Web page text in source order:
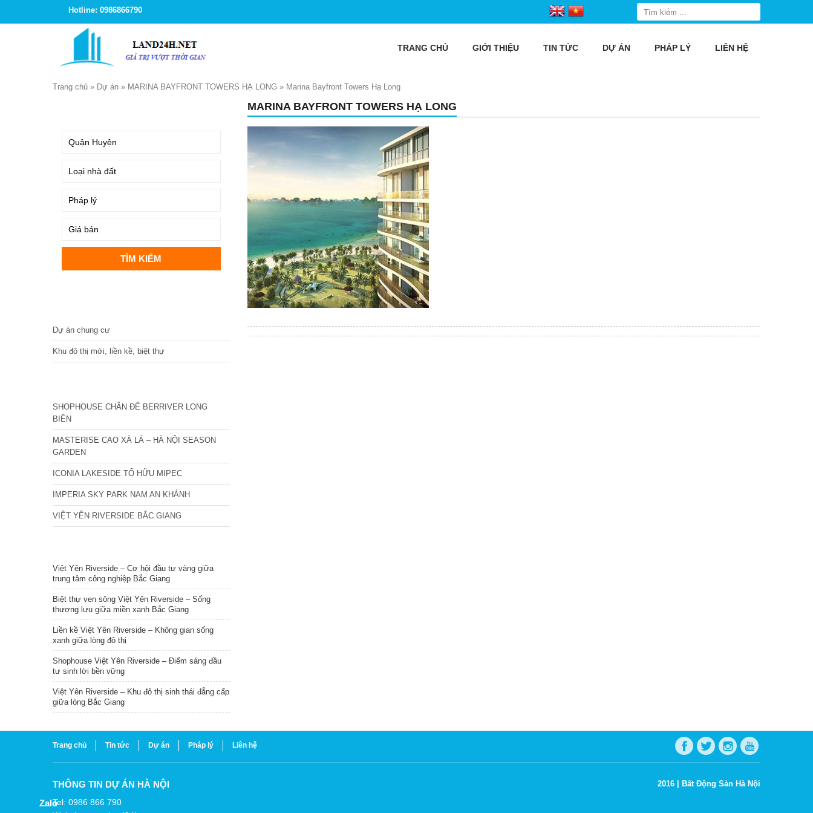
Hotline: 0986866790
TRANG CHỦ GIỚI THIỆU TIN TỨC DỰ ÁN PHÁP LÝ LIÊN HỆ
Trang chủ » Dự án » MARINA BAYFRONT TOWERS HẠ LONG » Marina Bayfront Towers Hạ Long
MARINA BAYFRONT TOWERS HẠ LONG
Dự án chung cư
Khu đô thị mới, liền kề, biệt thự
SHOPHOUSE CHÂN ĐẾ BERRIVER LONG
BIÊN
MASTERISE CAO XÀ LÁ – HÀ NỘI SEASON
GARDEN
ICONIA LAKESIDE TỐ HỮU MIPEC
IMPERIA SKY PARK NAM AN KHÁNH
VIỆT YÊN RIVERSIDE BẮC GIANG
Việt Yên Riverside – Cơ hội đầu tư vàng giữa
trung tâm công nghiệp Bắc Giang
Biệt thự ven sông Việt Yên Riverside – Sống
thượng lưu giữa miền xanh Bắc Giang
Liền kề Việt Yên Riverside – Không gian sống
xanh giữa lòng đô thị
Shophouse Việt Yên Riverside – Điểm sáng đầu
tư sinh lời bền vững
Việt Yên Riverside – Khu đô thị sinh thái đẳng cấp
giữa lòng Bắc Giang
Trang chủ Tin tức Dự án Pháp lý Liên hệ
THÔNG TIN DỰ ÁN HÀ NỘI
Tel: 0986 866 790
2016 | Bất Động Sản Hà Nội
Zalo